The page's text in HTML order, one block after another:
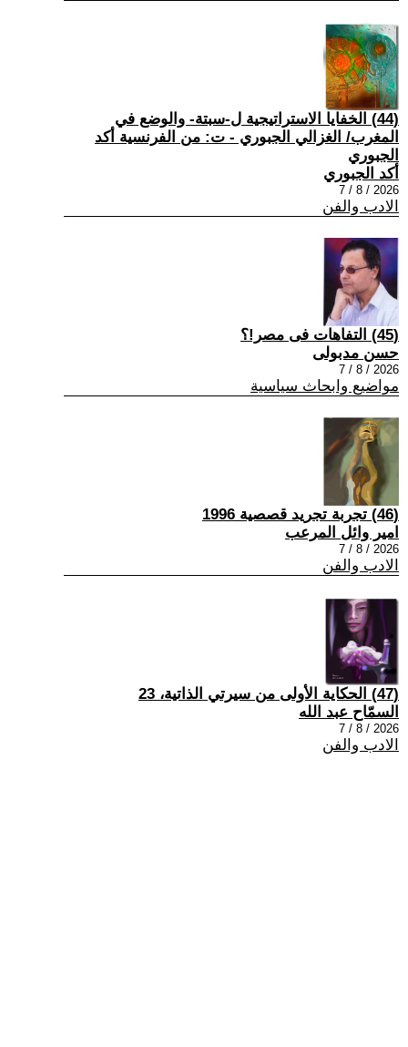
(44) الخفايا الاستراتيجية ل-سبتة- والوضع في
المغرب/ الغزالي الجبوري - ت: من الفرنسية أكد
الجبوري
أكد الجبوري
2026 / 8 / 7
الادب والفن
(45) التفاهات فى مصر!؟
حسن مدبولى
2026 / 8 / 7
مواضيع وابحاث سياسية
(46) تجربة تجريد قصصية 1996
امير وائل المرعب
2026 / 8 / 7
الادب والفن
(47) الحكاية الأولى من سيرتي الذاتية، 23
السمّاح عبد الله
2026 / 8 / 7
الادب والفن